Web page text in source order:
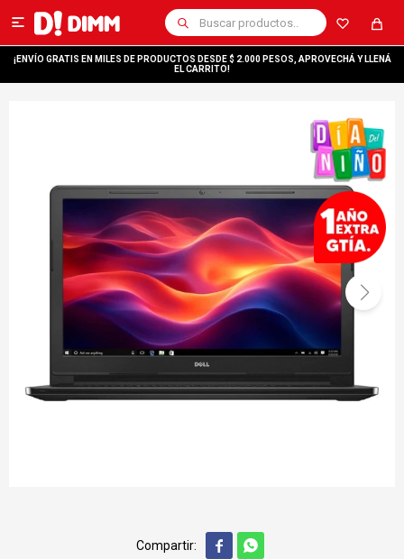

¡ENVÍO GRATIS EN MILES DE PRODUCTOS DESDE $ 2.000 PESOS, APROVECHÁ Y LLENÁ
EL CARRITO!
 